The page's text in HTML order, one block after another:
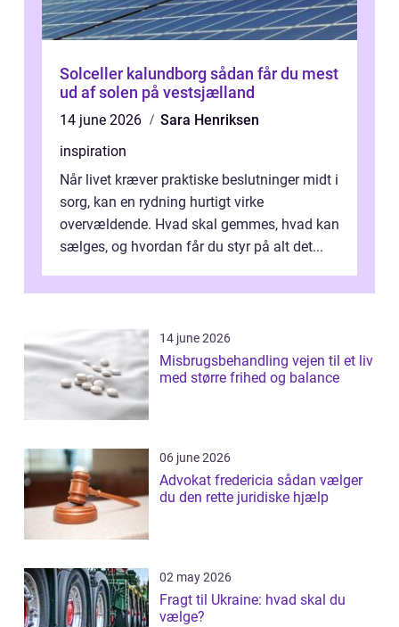
Solceller kalundborg sådan får du mest
ud af solen på vestsjælland
14 june 2026
Sara Henriksen
inspiration
Når livet kræver praktiske beslutninger midt i
sorg, kan en rydning hurtigt virke
overvældende. Hvad skal gemmes, hvad kan
sælges, og hvordan får du styr på alt det...
14 june 2026
Misbrugsbehandling vejen til et liv
med større frihed og balance
06 june 2026
Advokat fredericia sådan vælger
du den rette juridiske hjælp
02 may 2026
Fragt til Ukraine: hvad skal du
vælge?